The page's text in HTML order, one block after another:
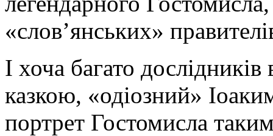
«слов’янських»
І хоча багато
казкою, «одіозний»
портрет Гостомисла